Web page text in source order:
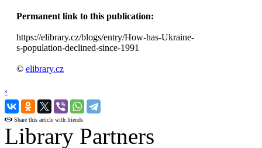
Permanent link to this publication:
https://elibrary.cz/blogs/entry/How-has-Ukraine-
s-population-declined-since-1991
© elibrary.cz
‹
›
Share this article with friends
Library Partners